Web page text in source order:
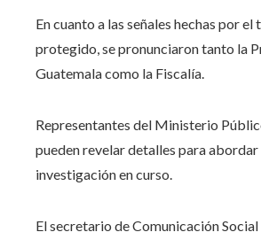
En cuanto a las señales hechas por el
protegido, se pronunciaron tanto la
Guatemala como la Fiscalía.
Representantes del Ministerio
pueden revelar detalles para abordar
investigación en curso.
El secretario de Comunicación